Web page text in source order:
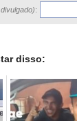
:
disso: